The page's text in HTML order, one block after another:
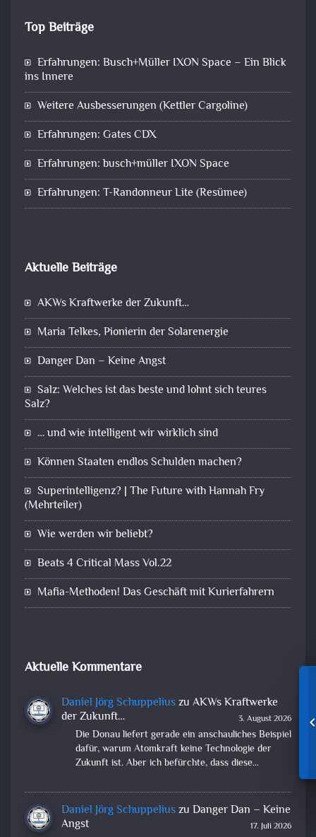
Top Beiträge
Erfahrungen: Busch+Müller IXON Space – Ein Blick
ins Innere
Weitere Ausbesserungen (Kettler Cargoline)
Erfahrungen: Gates CDX
Erfahrungen: busch+müller IXON Space
Erfahrungen: T-Randonneur Lite (Resümee)
Aktuelle Beiträge
AKWs Kraftwerke der Zukunft…
Maria Telkes, Pionierin der Solarenergie
Danger Dan – Keine Angst
Salz: Welches ist das beste und lohnt sich teures
Salz?
… und wie intelligent wir wirklich sind
Können Staaten endlos Schulden machen?
Superintelligenz? | The Future with Hannah Fry
(Mehrteiler)
Wie werden wir beliebt?
Beats 4 Critical Mass Vol.22
Mafia-Methoden! Das Geschäft mit Kurierfahrern
Aktuelle Kommentare
Daniel Jörg Schuppeliuszu AKWs Kraftwerke
der Zukunft…
3. August 2026
Die Donau liefert gerade ein anschauliches Beispiel
dafür, warum Atomkraft keine Technologie der
Zukunft ist. Aber ich befürchte, dass diese…
Daniel Jörg Schuppeliuszu Danger Dan – Keine
Angst
17. Juli 2026